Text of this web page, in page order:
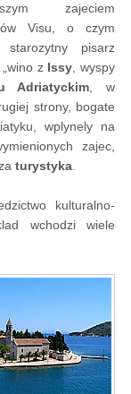
zajeciem
Visu, o czym
pisarz
z Issy , wyspy
Adriatyckim , w
strony, bogate
wplynely na
zajec,
turystyka
kulturalno-
wchodzi wiele